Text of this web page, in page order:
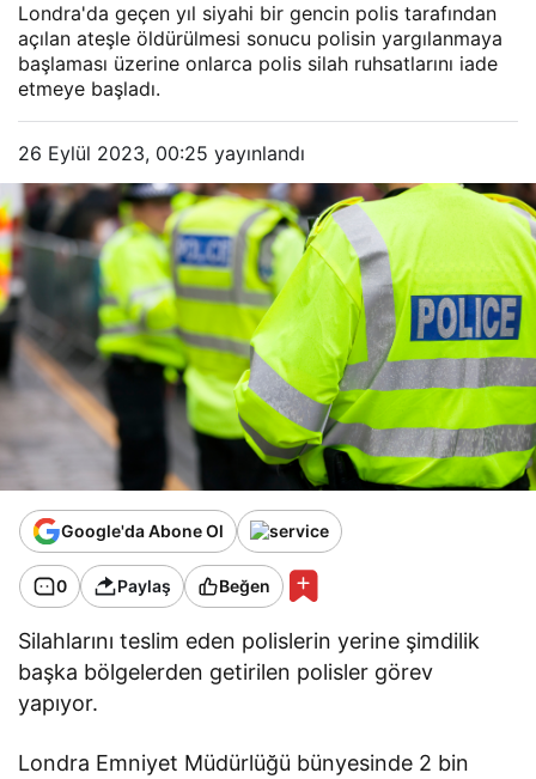
Londra'da geçen yıl siyahi bir gencin polis tarafından
açılan ateşle öldürülmesi sonucu polisin yargılanmaya
başlaması üzerine onlarca polis silah ruhsatlarını iade
etmeye başladı.
26 Eylül 2023, 00:25 yayınlandı
Google'da Abone Ol
0 Paylaş Beğen
Silahlarını teslim eden polislerin yerine şimdilik
başka bölgelerden getirilen polisler görev
yapıyor.
Londra Emniyet Müdürlüğü bünyesinde 2 bin